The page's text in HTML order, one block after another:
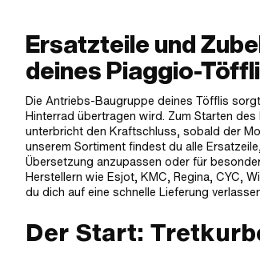
Ersatzteile und
deines Piaggio-
Die Antriebs-Baugruppe deines Töfflis
Hinterrad übertragen wird. Zum Starten
unterbricht den Kraftschluss, sobald der
unserem Sortiment findest du alle
Übersetzung anzupassen oder für
Herstellern wie Esjot, KMC, Regina, CYC,
du dich auf eine schnelle Lieferung
Der Start: